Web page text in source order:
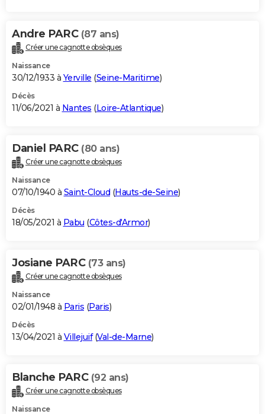
Andre PARC (87 ans)
Créer une cagnotte obsèques
Naissance
30/12/1933 à Yerville (Seine-Maritime)
Décès
11/06/2021 à Nantes (Loire-Atlantique)
Daniel PARC (80 ans)
Créer une cagnotte obsèques
Naissance
07/10/1940 à Saint-Cloud (Hauts-de-Seine)
Décès
18/05/2021 à Pabu (Côtes-d'Armor)
Josiane PARC (73 ans)
Créer une cagnotte obsèques
Naissance
02/01/1948 à Paris (Paris)
Décès
13/04/2021 à Villejuif(Val-de-Marne)
Blanche PARC (92 ans)
Créer une cagnotte obsèques
Naissance